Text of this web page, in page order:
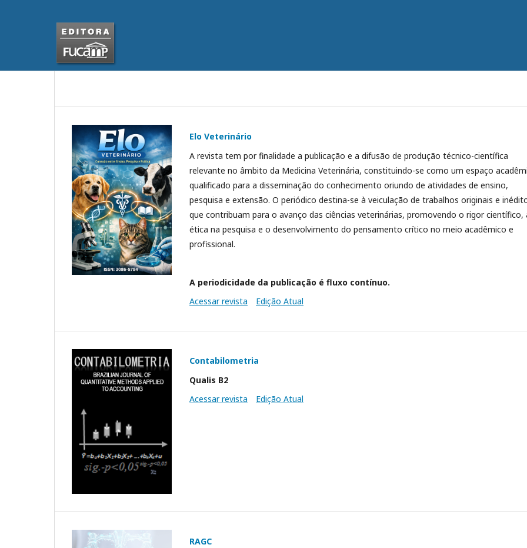
Elo Veterinário
A revista tem por finalidade a publicação e a difusão de produção técnico-científica
relevante no âmbito da Medicina Veterinária, constituindo-se como um espaço
qualificado para a disseminação do conhecimento oriundo de atividades de ensino,
pesquisa e extensão. O periódico destina-se à veiculação de trabalhos originais e
que contribuam para o avanço das ciências veterinárias, promovendo o rigor científico,
ética na pesquisa e o desenvolvimento do pensamento crítico no meio acadêmico e
profissional.
A periodicidade da publicação é fluxo contínuo.
Acessar revista
Edição Atual
Contabilometria
Qualis B2
Acessar revista
Edição Atual
RAGC